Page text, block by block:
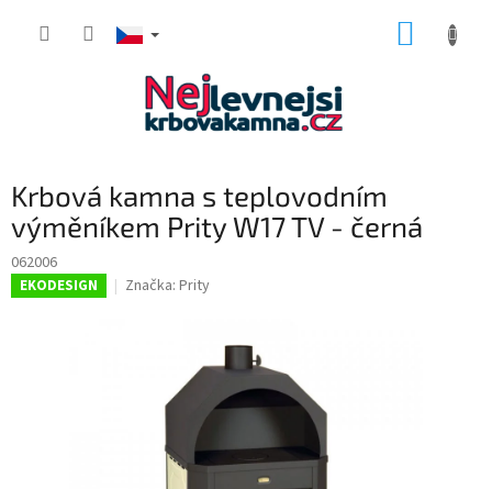
Krbová kamna s teplovodním
výměníkem Prity W17 TV - černá
062006
EKODESIGN Značka: Prity